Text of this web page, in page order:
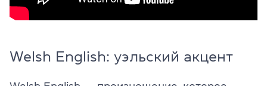
Welsh English: уэльский акцент